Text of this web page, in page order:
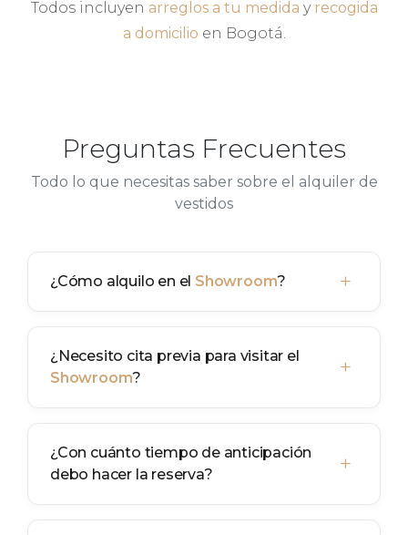
Todos incluyen arreglos a tu medida y recogida
a domicilio en Bogotá.
Preguntas Frecuentes
Todo lo que necesitas saber sobre el alquiler de
vestidos
¿Cómo alquilo en el Showroom? +
¿Necesito cita previa para visitar el
Showroom? +
¿Con cuánto tiempo de anticipación
debo hacer la reserva?
+